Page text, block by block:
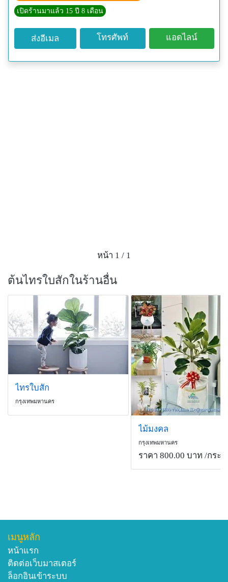
เปิดร้านมาแล้ว 15 ปี 8 เดือน
ส่งอีเมล โทรศัพท์ แอดไลน์
หน้า 1 / 1
ต้นไทรใบสักในร้านอื่น
ไทรใบสัก
กรุงเทพมหานคร
ไม้มงคล
กรุงเทพมหานคร
ราคา 800.00 บาท /กระถ
เมนูหลัก
หน้าแรก
ติดต่อเว็บมาสเตอร์
ล็อกอินเข้าระบบ